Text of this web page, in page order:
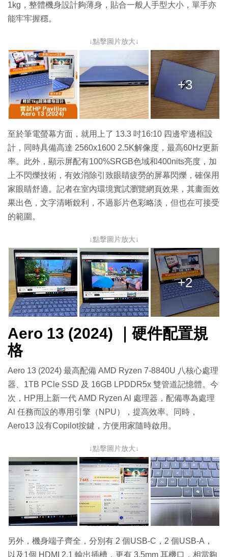
1kg，整體機身設計夠薄身，貼合一般人手型大小，單手亦
能牢牢握穩。
↓點擊圖片放大↓
+3
至於筆電螢幕方面，就用上了 13.3 吋16:10 四邊窄邊框設
計，同時具備高達 2560x1600 2.5K解像度，最高60Hz更新
率。此外，顯示屏配有100%SRGB色域和400nits亮度，加
上不閃爍技術，有效消除引致眼睛疲勞的屏幕閃爍，確保用
家眼睛舒適。記者在室內環境實試瀏覽網頁效果，其畫面效
果出色，文字清晰銳利，不過影片色彩略淡，但也在可接受
的範圍。
↓點擊圖片放大↓
+2
Aero 13 (2024) ｜硬件配置規
格
Aero 13 (2024) 最高配備 AMD Ryzen 7-8840U 八核心處理
器、1TB PCle SSD 及 16GB LPDDR5x 雙管道記憶體。今
次，HP用上新一代 AMD Ryzen Al 處理器，配備專為處理
Al 任務而設的專用引擎（NPU），提高效率。同時，
Aero13 設有Copilot按鍵，方便用家隨時啟用。
↓點擊圖片放大↓
另外，機身端子齊全，分別有 2 個USB-C，2 個USB-A，
以及1個 HDMI 2.1 輸出插槽，更有 3.5mm 耳機口，相當夠